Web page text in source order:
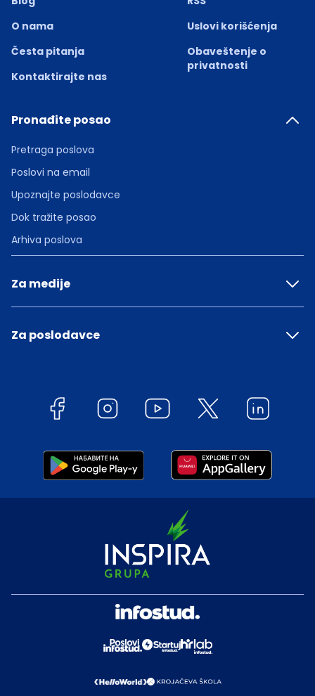
O nama
Česta pitanja
Kontaktirajte nas
Uslovi korišćenja
Obaveštenje o
privatnosti
Pronađite posao
Pretraga poslova
Poslovi na email
Upoznajte poslodavce
Dok tražite posao
Arhiva poslova
Za medije
Za poslodavce